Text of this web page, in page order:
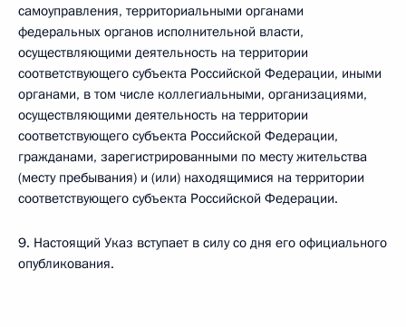
самоуправления, территориальными органами
федеральных органов исполнительной власти,
осуществляющими деятельность на территории
соответствующего субъекта Российской Федерации, иными
органами, в том числе коллегиальными, организациями,
осуществляющими деятельность на территории
соответствующего субъекта Российской Федерации,
гражданами, зарегистрированными по месту жительства
(месту пребывания) и (или) находящимися на территории
соответствующего субъекта Российской Федерации.
9. Настоящий Указ вступает в силу со дня его официального
опубликования.